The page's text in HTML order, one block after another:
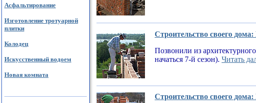
Асфальтирование
Изготовление тротуарной
плитки
Колодец
Искусственный водоем
Новая комната
Строительство своего
Позвонили из
начаться 7-й сезон). Читать
Строительство своего